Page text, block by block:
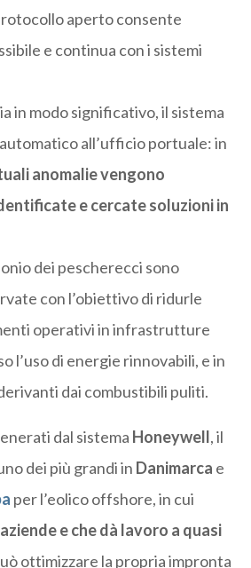
aperto consente
e continua con i sistemi
in modo significativo, il sistema
all’ufficio portuale: in
anomalie vengono
e cercate soluzioni in
dei pescherecci sono
con l’obiettivo di ridurle
operativi in infrastrutture
l’uso di energie rinnovabili, e in
dai combustibili puliti.
dal sistema Honeywell, il
dei più grandi in Danimarca e
per l’eolico offshore, in cui
e che dà lavoro a quasi
ottimizzare la propria impronta